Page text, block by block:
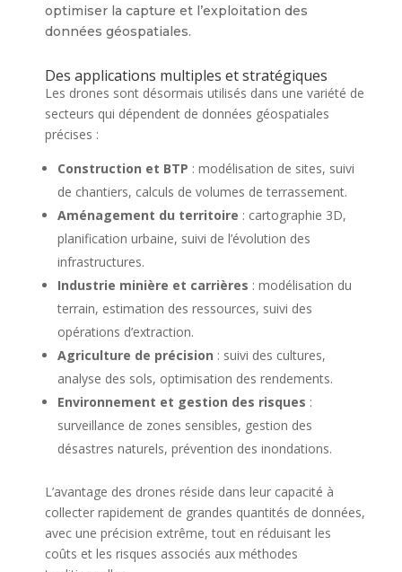
optimiser la capture et l’exploitation des
données géospatiales.
Des applications multiples et stratégiques
Les drones sont désormais utilisés dans une variété de
secteurs qui dépendent de données géospatiales
précises :
Construction et BTP : modélisation de sites, suivi
de chantiers, calculs de volumes de terrassement.
Aménagement du territoire : cartographie 3D,
planification urbaine, suivi de l’évolution des
infrastructures.
Industrie minière et carrières : modélisation du
terrain, estimation des ressources, suivi des
opérations d’extraction.
Agriculture de précision : suivi des cultures,
analyse des sols, optimisation des rendements.
Environnement et gestion des risques :
surveillance de zones sensibles, gestion des
désastres naturels, prévention des inondations.
L’avantage des drones réside dans leur capacité à
collecter rapidement de grandes quantités de données,
avec une précision extrême, tout en réduisant les
coûts et les risques associés aux méthodes